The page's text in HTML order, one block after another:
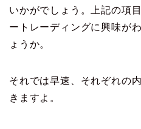
いかがでしょう。上記の項
ートレーディングに興味が
ょうか。
それでは早速、それぞれの
きますよ。